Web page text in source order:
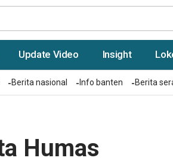
Update Video Insight
Berita nasional Info banten Berita
Humas